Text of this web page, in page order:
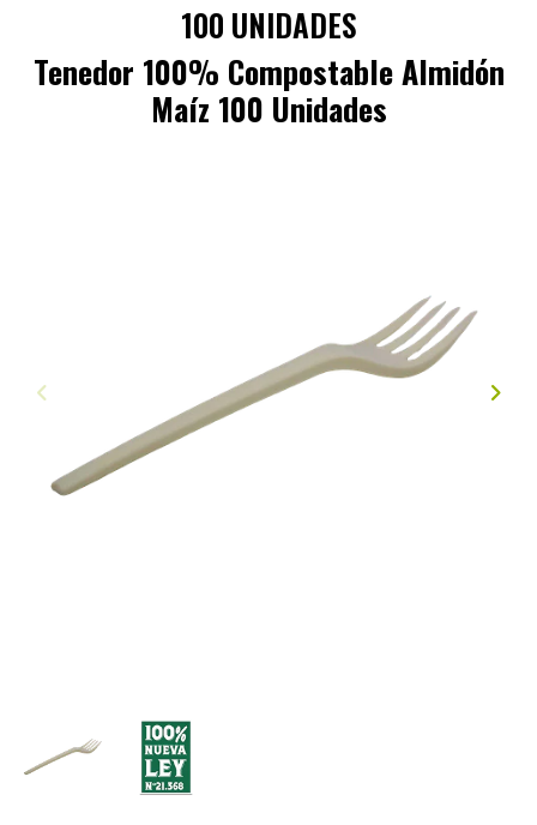
100 UNIDADES
Tenedor 100% Compostable Almidón
Maíz 100 Unidades